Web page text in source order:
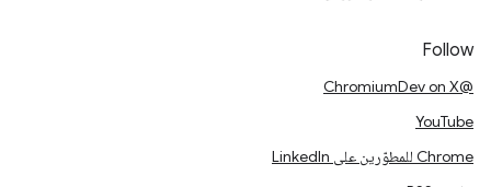
Follow
@ChromiumDev on X
YouTube
Chrome للمطوّرين على LinkedIn